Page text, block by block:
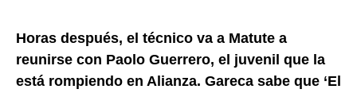
Horas después, el técnico va a Matute a
reunirse con Paolo Guerrero, el juvenil que la
está rompiendo en Alianza. Gareca sabe que ‘El